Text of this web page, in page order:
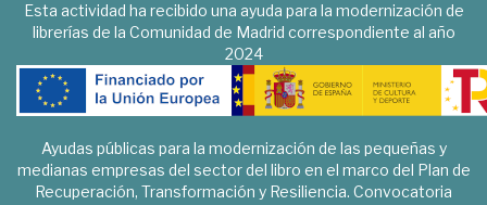
Esta actividad ha recibido una ayuda para la modernización de
librerías de la Comunidad de Madrid correspondiente al año
2024
Ayudas públicas para la modernización de las pequeñas y
medianas empresas del sector del libro en el marco del Plan de
Recuperación, Transformación y Resiliencia. Convocatoria